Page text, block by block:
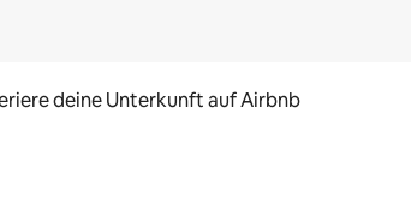
deine Unterkunft auf Airbnb